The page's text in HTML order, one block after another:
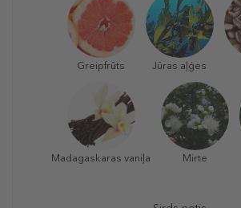
Greipfrūts Jūras aļģes
Madagaskaras vaniļa Mirte